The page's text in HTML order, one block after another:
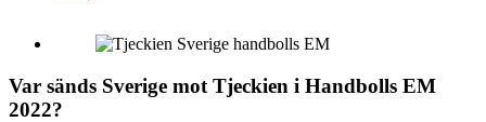
Var sänds Sverige mot Tjeckien i Handbolls EM
2022?